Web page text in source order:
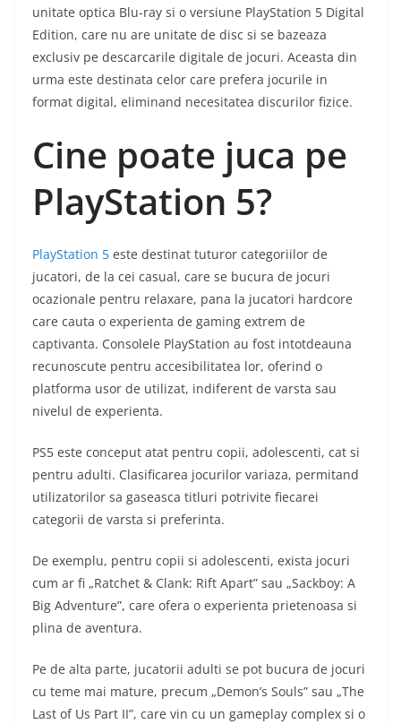
unitate optica Blu-ray si o versiune PlayStation 5 Digital
Edition, care nu are unitate de disc si se bazeaza
exclusiv pe descarcarile digitale de jocuri. Aceasta din
urma este destinata celor care prefera jocurile in
format digital, eliminand necesitatea discurilor fizice.
Cine poate juca pe
PlayStation 5?
PlayStation 5 este destinat tuturor categoriilor de
jucatori, de la cei casual, care se bucura de jocuri
ocazionale pentru relaxare, pana la jucatori hardcore
care cauta o experienta de gaming extrem de
captivanta. Consolele PlayStation au fost intotdeauna
recunoscute pentru accesibilitatea lor, oferind o
platforma usor de utilizat, indiferent de varsta sau
nivelul de experienta.
PS5 este conceput atat pentru copii, adolescenti, cat si
pentru adulti. Clasificarea jocurilor variaza, permitand
utilizatorilor sa gaseasca titluri potrivite fiecarei
categorii de varsta si preferinta.
De exemplu, pentru copii si adolescenti, exista jocuri
cum ar fi „Ratchet & Clank: Rift Apart” sau „Sackboy: A
Big Adventure”, care ofera o experienta prietenoasa si
plina de aventura.
Pe de alta parte, jucatorii adulti se pot bucura de jocuri
cu teme mai mature, precum „Demon’s Souls” sau „The
Last of Us Part II”, care vin cu un gameplay complex si o